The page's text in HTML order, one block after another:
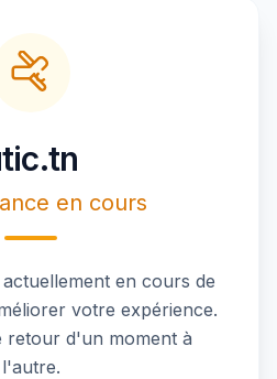
en cours
en cours de
votre expérience.
retour d'un moment à
l'autre.